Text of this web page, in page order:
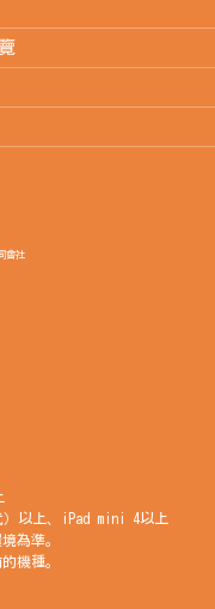
會社
）以上、iPad mini 4以上
為準。
機種。